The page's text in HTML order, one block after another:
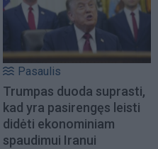
Pasaulis
Trumpas duoda suprasti,
kad yra pasirengęs leisti
didėti ekonominiam
spaudimui Iranui